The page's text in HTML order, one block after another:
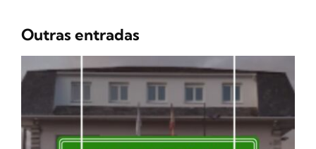
Outras entradas